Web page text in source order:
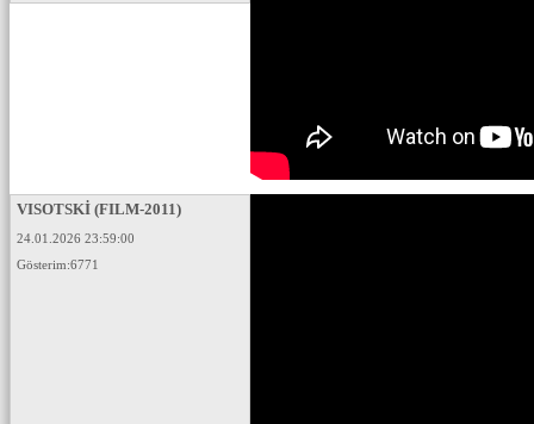
VISOTSKİ (FILM-2011)
24.01.2026 23:59:00
Gösterim:6771